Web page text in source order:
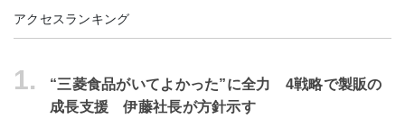
アクセスランキング
1.
“三菱食品がいてよかった”に全力 4戦略で製販の
成長支援 伊藤社長が方針示す